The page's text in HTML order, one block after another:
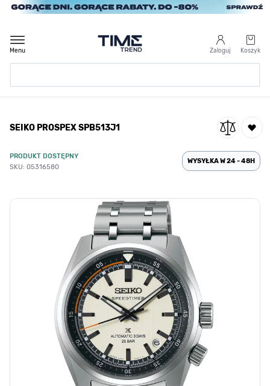
Przejdź do treści
Zaloguj Koszyk
Menu
/
SEIKO PROSPEX SPB513J1
SEIKO PROSPEX SPB513J1
PRODUKT DOSTĘPNY
SKU: 05316580
WYSYŁKA W 24 - 48H